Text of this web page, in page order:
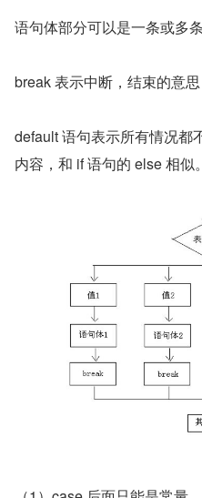
语句体部分可以是一条或多
break 表示中断，结束的意
default 语句表示所有情况都
内容，和 if 语句的 else 相似。